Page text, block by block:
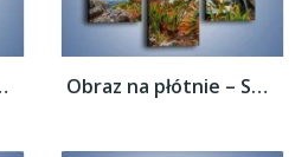
wody –... Obraz na płótnie – Spokojna tafla wody –...